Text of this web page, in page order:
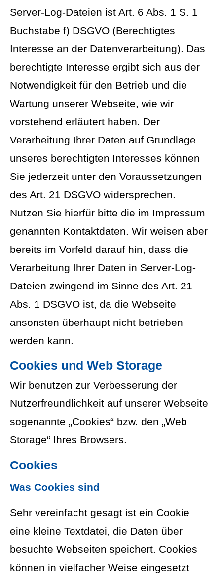
Server-Log-Dateien ist Art. 6 Abs. 1 S. 1
Buchstabe f) DSGVO (Berechtigtes
Interesse an der Datenverarbeitung). Das
berechtigte Interesse ergibt sich aus der
Notwendigkeit für den Betrieb und die
Wartung unserer Webseite, wie wir
vorstehend erläutert haben. Der
Verarbeitung Ihrer Daten auf Grundlage
unseres berechtigten Interesses können
Sie jederzeit unter den Voraussetzungen
des Art. 21 DSGVO widersprechen.
Nutzen Sie hierfür bitte die im Impressum
genannten Kontaktdaten. Wir weisen aber
bereits im Vorfeld darauf hin, dass die
Verarbeitung Ihrer Daten in Server-Log-
Dateien zwingend im Sinne des Art. 21
Abs. 1 DSGVO ist, da die Webseite
ansonsten überhaupt nicht betrieben
werden kann.
Cookies und Web Storage
Wir benutzen zur Verbesserung der
Nutzerfreundlichkeit auf unserer Webseite
sogenannte „Cookies“ bzw. den „Web
Storage“ Ihres Browsers.
Cookies
Was Cookies sind
Sehr vereinfacht gesagt ist ein Cookie
eine kleine Textdatei, die Daten über
besuchte Webseiten speichert. Cookies
können in vielfacher Weise eingesetzt